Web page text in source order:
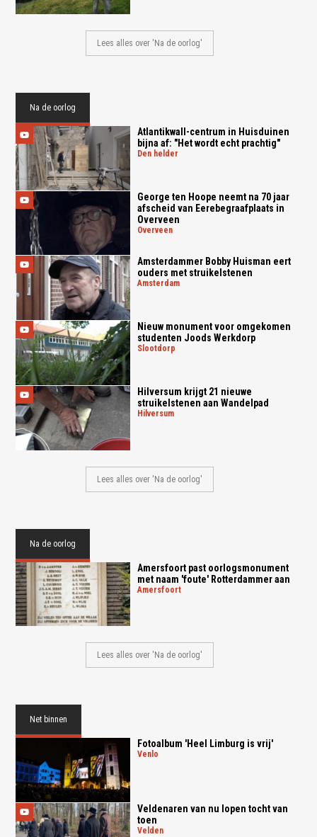
Lees alles over 'Na de oorlog'
Na de oorlog
Atlantikwall-centrum in Huisduinen
bijna af: "Het wordt echt prachtig"
den helder
George ten Hoope neemt na 70 jaar
afscheid van Eerebegraafplaats in
Overveen
overveen
Amsterdammer Bobby Huisman eert
ouders met struikelstenen
amsterdam
Nieuw monument voor omgekomen
studenten Joods Werkdorp
slootdorp
Hilversum krijgt 21 nieuwe
struikelstenen aan Wandelpad
hilversum
Lees alles over 'Na de oorlog'
Na de oorlog
Amersfoort past oorlogsmonument
met naam 'foute' Rotterdammer aan
amersfoort
Lees alles over 'Na de oorlog'
Net binnen
Fotoalbum 'Heel Limburg is vrij'
venlo
Veldenaren van nu lopen tocht van
toen
velden